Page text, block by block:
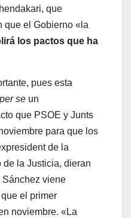
que
que el Gobierno «la
los pactos que ha
pues esta
per se un
que PSOE y Junts
para que los
de la
de la Justicia, dieran
Sánchez viene
el primer
noviembre. «La